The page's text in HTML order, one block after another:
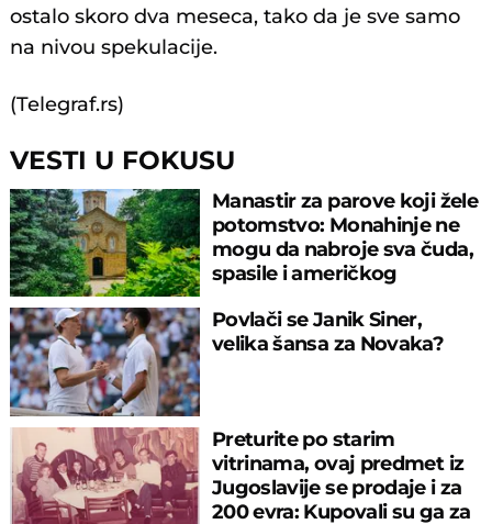
ostalo skoro dva meseca, tako da je sve samo
na nivou spekulacije.
(Telegraf.rs)
VESTI U FOKUSU
Manastir za parove koji žele
potomstvo: Monahinje ne
mogu da nabroje sva čuda,
spasile i američkog
Povlači se Janik Siner,
velika šansa za Novaka?
Preturite po starim
vitrinama, ovaj predmet iz
Jugoslavije se prodaje i za
200 evra: Kupovali su ga za